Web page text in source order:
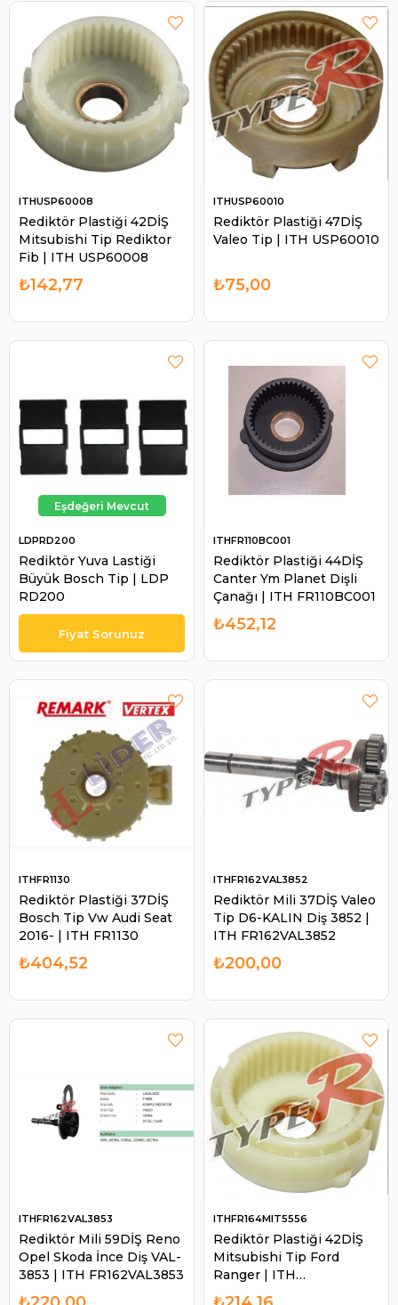
Rediktör Plastiği 42DİŞ
Mitsubishi Tip Rediktor
Fib | ITH USP60008
ITHUSP60008
₺142,77
Rediktör Plastiği 47DİŞ
Valeo Tip | ITH USP60010
ITHUSP60010
₺75,00
Rediktör Yuva Lastiği
Büyük Bosch Tip | LDP
RD200
LDPRD200
Rediktör Plastiği 44DİŞ
Canter Ym Planet Dişli
Çanağı | ITH FR110BC001
ITHFR110BC001
₺452,12
Rediktör Plastiği 37DİŞ
Bosch Tip Vw Audi Seat
2016- | ITH FR1130
ITHFR1130
₺404,52
Rediktör Mili 37DİŞ Valeo
Tip D6-KALIN Diş 3852 |
ITH FR162VAL3852
ITHFR162VAL3852
₺200,00
Rediktör Mili 59DİŞ Reno
Opel Skoda İnce Diş VAL-
3853 | ITH FR162VAL3853
ITHFR162VAL3853
Rediktör Plastiği 42DİŞ
Mitsubishi Tip Ford
Ranger | ITH
FR164MIT5556
ITHFR164MIT5556